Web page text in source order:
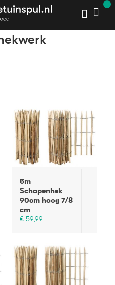
5m
Schapenhek
90cm hoog 7/8
cm
€ 59,99